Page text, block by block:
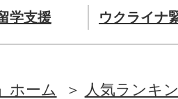
学支援 ウクライナ
ホーム
人気ランキ